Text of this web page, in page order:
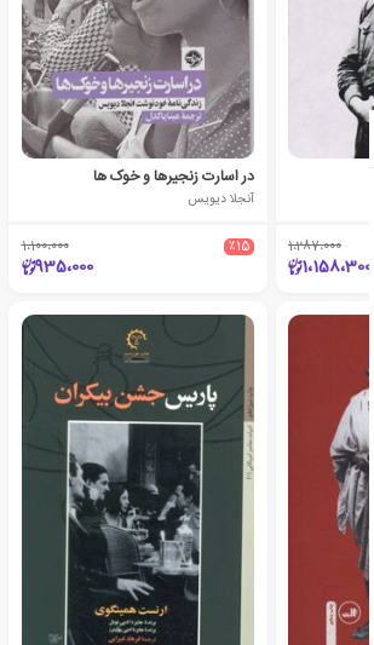
1،287،000
1،158،300
در اسارت زنجیرها و خوک ها
آنجلا دیویس
٪15 1،100،000
935،000